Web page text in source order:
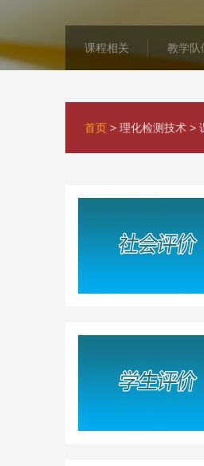
课程相关 教学队
首页 > 理化检测技术 >